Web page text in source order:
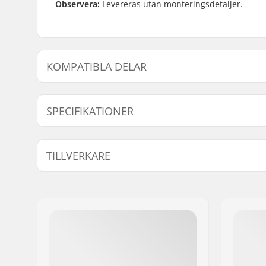
Observera: Levereras utan monteringsdetaljer.
KOMPATIBLA DELAR
Finn produkter som är kompatibla med Fila 2.0
SPECIFIKATIONER
Broms monteringsbult: Ingår inte
TILLVERKARE